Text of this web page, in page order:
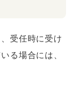
受任時に受け
る場合には、